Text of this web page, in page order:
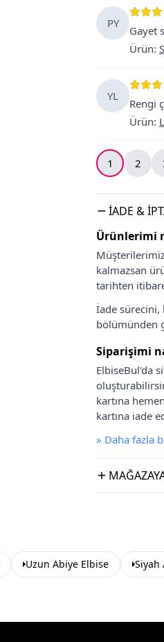
PY
Gayet
Ürün:
YL
Rengi
Ürün:
1 2
İADE &
Ürünlerimi
kalmazsan
tarihten
İade sürecini,
bölümünden
Siparişimi
ElbiseBul'da
kartına
kartına iade
» Daha fazla
Uzun Abiye Elbise Siyah